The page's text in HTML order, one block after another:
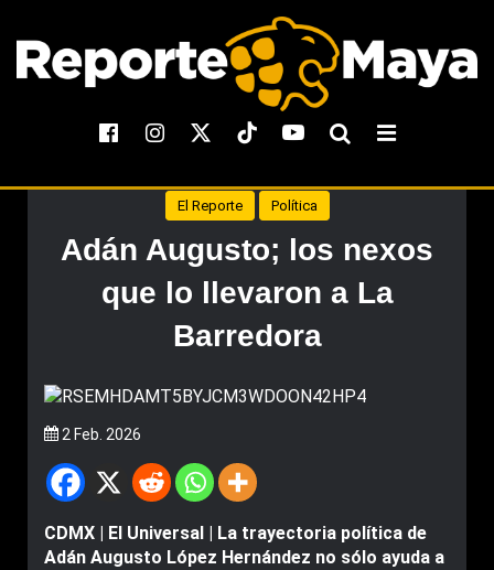
El Reporte Política
Adán Augusto; los nexos
que lo llevaron a La
Barredora
2 Feb. 2026
CDMX | El Universal | La trayectoria política de
Adán Augusto López Hernández no sólo ayuda a